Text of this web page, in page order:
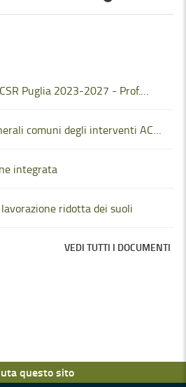
Puglia 2023-2027 - Prof.
comuni degli interventi ACA
integrata
ridotta dei suoli
VEDI TUTTI I DOCUMENTI
questo sito